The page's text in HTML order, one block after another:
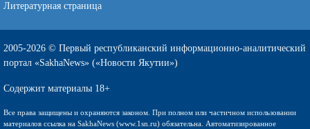
Литературная страница
2005-2026 © Первый республиканский информационно-аналитический
портал «SakhaNews» («Новости Якутии»)
Содержит материалы 18+
Все права защищены и охраняются законом. При полном или частичном использовании
материалов ссылка на SakhaNews (www.1sn.ru) обязательна. Автоматизированное